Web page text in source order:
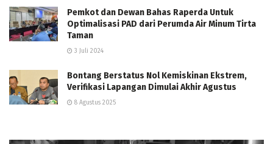
Pemkot dan Dewan Bahas Raperda Untuk
Optimalisasi PAD dari Perumda Air Minum Tirta
Taman
3 Juli 2024
Bontang Berstatus Nol Kemiskinan Ekstrem,
Verifikasi Lapangan Dimulai Akhir Agustus
8 Agustus 2025